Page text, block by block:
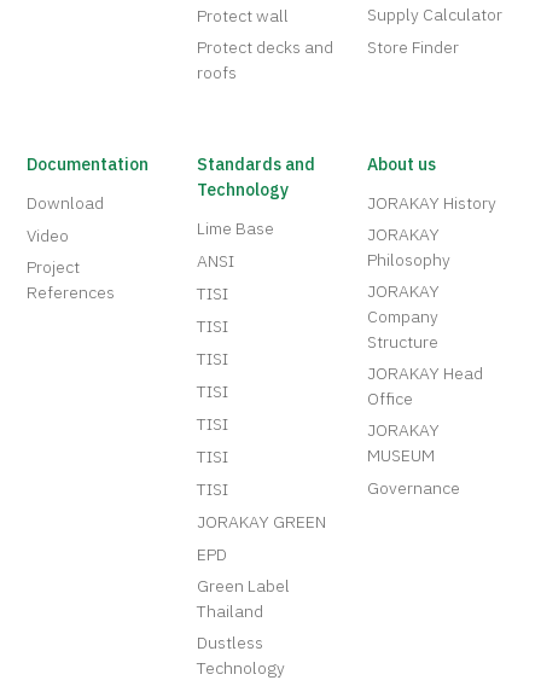
Protect wall
Protect decks and
roofs
Supply Calculator
Store Finder
Documentation
Download
Video
Project
References
Standards and
Technology
Lime Base
ANSI
TISI
TISI
TISI
TISI
TISI
TISI
TISI
JORAKAY GREEN
EPD
Green Label
Thailand
Dustless
Technology
About us
JORAKAY History
JORAKAY
Philosophy
JORAKAY
Company
Structure
JORAKAY Head
Office
JORAKAY
MUSEUM
Governance